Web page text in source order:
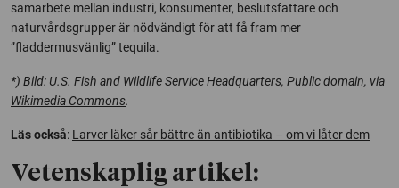
samarbete mellan industri, konsumenter, beslutsfattare och
naturvårdsgrupper är nödvändigt för att få fram mer
”fladdermusvänlig” tequila.
*) Bild: U.S. Fish and Wildlife Service Headquarters, Public domain, via
Wikimedia Commons.
Läs också: Larver läker sår bättre än antibiotika – om vi låter dem
Vetenskaplig artikel: